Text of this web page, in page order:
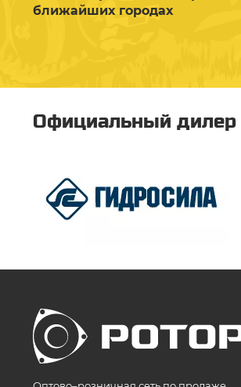
ближайших городах
Официальный дилер